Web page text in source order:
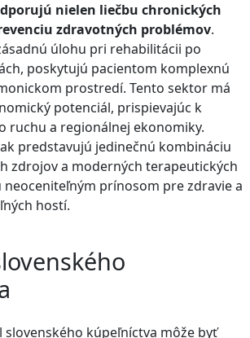
nielen liečbu chronických
zdravotných problémov.
úlohu pri rehabilitácii po
poskytujú pacientom komplexnú
prostredí. Tento sektor má
potenciál, prispievajúc k
ruchu a regionálnej ekonomiky.
predstavujú jedinečnú kombináciu
zdrojov a moderných terapeutických
prínosom pre zdravie a
hostí.
slovenského kúpeľníctva môže byť